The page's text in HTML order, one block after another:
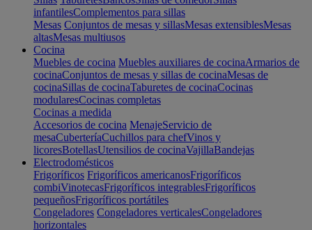
infantilesComplementos para sillas
Mesas Conjuntos de mesas y sillasMesas extensiblesMesas
altasMesas multiusos
Cocina
Muebles de cocina Muebles auxiliares de cocinaArmarios de
cocinaConjuntos de mesas y sillas de cocinaMesas de
cocinaSillas de cocinaTaburetes de cocinaCocinas
modularesCocinas completas
Cocinas a medida
Accesorios de cocina MenajeServicio de
mesaCuberteríaCuchillos para chefVinos y
licoresBotellasUtensilios de cocinaVajillaBandejas
Electrodomésticos
Frigoríficos Frigoríficos americanosFrigoríficos
combiVinotecasFrigoríficos integrablesFrigoríficos
pequeñosFrigoríficos portátiles
Congeladores Congeladores verticalesCongeladores
horizontales